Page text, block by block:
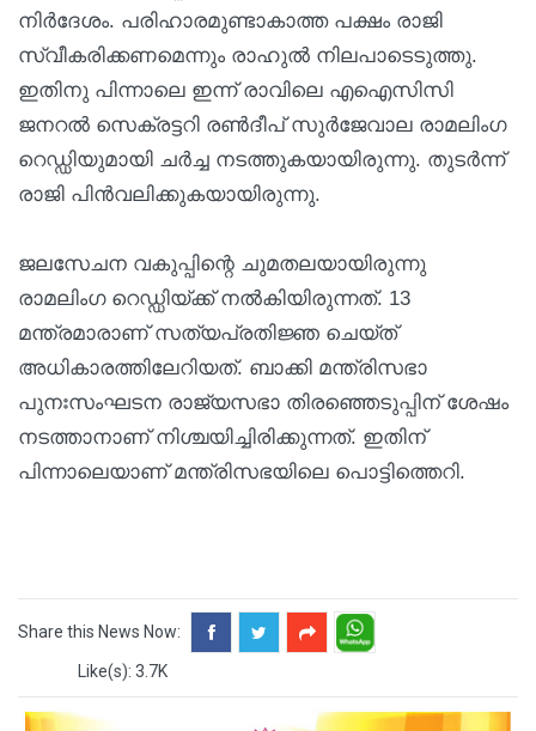
നി‍ർദേശം. പരിഹാരമുണ്ടാകാത്ത പക്ഷം രാജി
സ്വീകരിക്കണമെന്നും രാഹുൽ നിലപാടെടുത്തു.
ഇതിനു പിന്നാലെ ഇന്ന് രാവിലെ എഐസിസി
ജനറൽ സെക്രട്ടറി രൺദീപ് സുർജേവാല രാമലിംഗ
റെഡ്ഡിയുമായി ചർച്ച നടത്തുകയായിരുന്നു. തുടർന്ന്
രാജി പിൻവലിക്കുകയായിരുന്നു.
ജലസേചന വകുപ്പിന്റെ ചുമതലയായിരുന്നു
രാമലിംഗ റെഡ്ഡിയ്ക്ക് നൽകിയിരുന്നത്. 13
മന്ത്രമാരാണ് സത്യപ്രതിജ്ഞ ചെയ്ത്
അധികാരത്തിലേറിയത്. ബാക്കി മന്ത്രിസഭാ
പുനഃസംഘടന രാജ്യസഭാ തിരഞ്ഞെടുപ്പിന് ശേഷം
നടത്താനാണ് നിശ്ചയിച്ചിരിക്കുന്നത്. ഇതിന്
പിന്നാലെയാണ് മന്ത്രിസഭയിലെ പൊട്ടിത്തെറി.
Share this News Now:
Like(s): 3.7K